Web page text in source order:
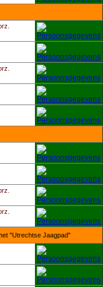
"Utrechtse Jaagpad"